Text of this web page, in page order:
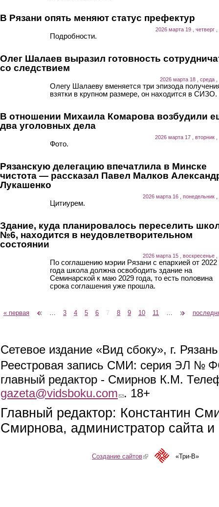
В Рязани опять меняют статус префектур
2026 марта 19 , четверг ,
Подробности.
Олег Шалаев выразил готовность
со следствием
2026 марта 18 , среда ,
Олегу Шалаеву вменяется три эпизода
взятки в крупном размере, он находится в СИЗО.
В отношении Михаила Комарова возбудили
два уголовных дела
2026 марта 17 , вторник ,
Фото.
Рязанскую делегацию впечатлила в Минске
чистота — рассказал Павел Малков
Лукашенко
2026 марта 16 , понедельник ,
Цитиурем.
Здание, куда планировалось переселить
№6, находится в неудовлетворительном
состоянии
2026 марта 15 , воскресенье ,
По соглашению мэрии Рязани с епархией от 2022
года школа должна освободить здание на
Семинарской к маю 2029 года, то есть половина
срока соглашения уже прошла.
Страницы
« первая 3 4 5 6 7 8 9 10 11
Сетевое издание «Вид сбоку», г.
Реестровая запись СМИ: серия ЭЛ №
главный редактор - Смирнов К.М.
gazeta@vidsboku.com (link sends e-mail)
. 18+
Главный редактор: Константин
Смирнова, администратор сайта
Создание сайтов(link is external)«Три-В»